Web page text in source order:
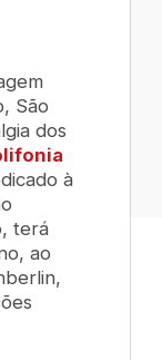
São
dos
à
terá
ao